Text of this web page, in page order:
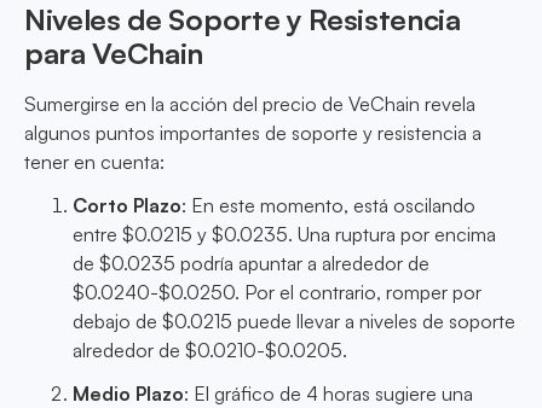
Niveles de Soporte y Resistencia
para VeChain
Sumergirse en la acción del precio de VeChain revela
algunos puntos importantes de soporte y resistencia a
tener en cuenta:
Corto Plazo: En este momento, está oscilando
entre $0.0215 y $0.0235. Una ruptura por encima
de $0.0235 podría apuntar a alrededor de
$0.0240-$0.0250. Por el contrario, romper por
debajo de $0.0215 puede llevar a niveles de soporte
alrededor de $0.0210-$0.0205.
Medio Plazo: El gráfico de 4 horas sugiere una